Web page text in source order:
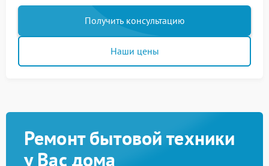
Получить консультацию
Наши цены
Ремонт бытовой техники
у Вас дома